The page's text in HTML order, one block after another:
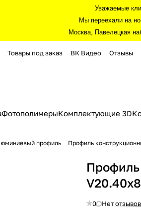
Уважаемые
Мы переехали на
Москва, Павелецкая
Товары под заказ ВК Видео Отзывы
ФотополимерыКомплектующие 3D
профиль Профиль
0 Нет отзывов